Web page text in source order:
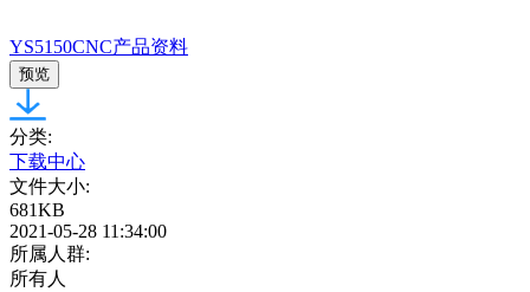
YS5150CNC产品资料
预览
分类:
下载中心
文件大小:
681KB
2021-05-28 11:34:00
所属人群:
所有人